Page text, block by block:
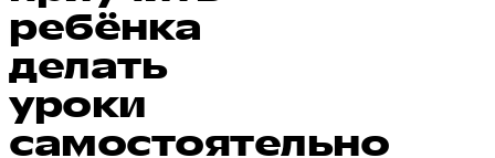
ребёнка
делать
уроки
самостоятельно